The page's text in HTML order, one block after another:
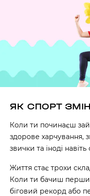
ЯК СПОРТ
Коли ти починаєш
здорове харчування,
звички та іноді
Життя стає трохи
Коли ти бачиш
біговий рекорд або